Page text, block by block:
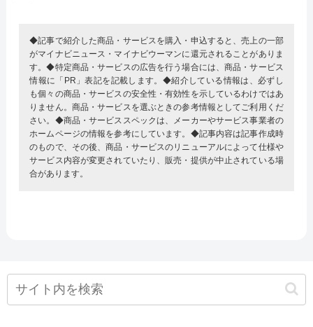
◆記事で紹介した商品・サービスを購入・申込すると、売上の一部
がマイナビニュース・マイナビウーマンに還元されることがありま
す。◆特定商品・サービスの広告を行う場合には、商品・サービス
情報に「PR」表記を記載します。◆紹介している情報は、必ずし
も個々の商品・サービスの安全性・有効性を示しているわけではあ
りません。商品・サービスを選ぶときの参考情報としてご利用くだ
さい。◆商品・サービススペックは、メーカーやサービス事業者の
ホームページの情報を参考にしています。◆記事内容は記事作成時
のもので、その後、商品・サービスのリニューアルによって仕様や
サービス内容が変更されていたり、販売・提供が中止されている場
合があります。